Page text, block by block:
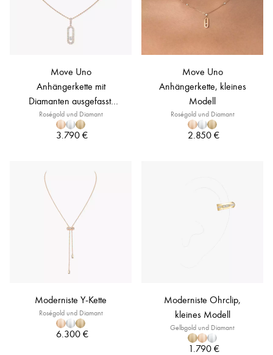
Move Uno
Anhängerkette mit
Diamanten ausgefasst,
großes Modell
Roségold und Diamant
3.790 €
Move Uno
Anhängerkette, kleines
Modell
Roségold und Diamant
2.850 €
Moderniste Y-Kette
Roségold und Diamant
6.300 €
Moderniste Ohrclip,
kleines Modell
Gelbgold und Diamant
1.790 €